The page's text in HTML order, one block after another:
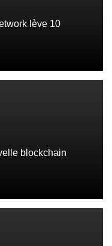
lève 10
blockchain